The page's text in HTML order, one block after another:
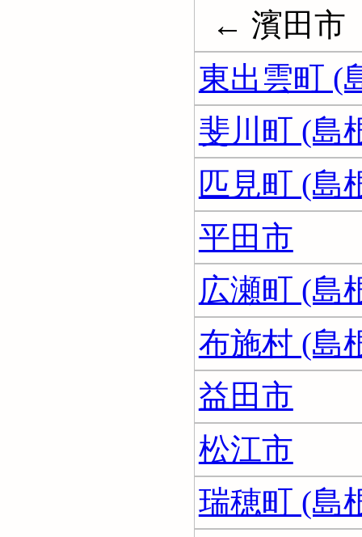
← 濱田市
東出雲町 (
斐川町 (島
匹見町 (島
平田市
広瀬町 (島
布施村 (島
益田市
松江市
瑞穂町 (島